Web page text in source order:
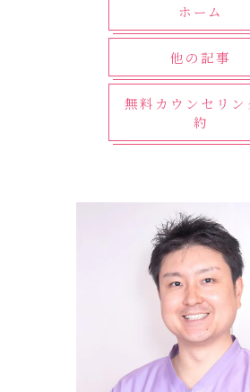
ホーム
他の記事
無料カウンセリン
約